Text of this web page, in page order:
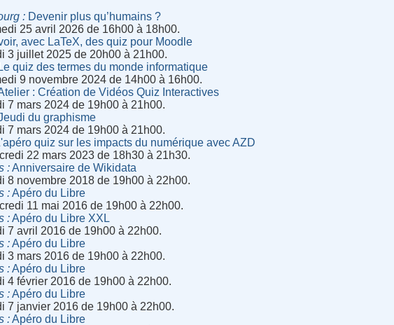
Devenir plus qu’humains ?
25 avril 2026 de 16h00 à 18h00.
avec LaTeX, des quiz pour Moodle
3 juillet 2025 de 20h00 à 21h00.
Le quiz des termes du monde informatique
9 novembre 2024 de 14h00 à 16h00.
: Création de Vidéos Quiz Interactives
7 mars 2024 de 19h00 à 21h00.
du graphisme
7 mars 2024 de 19h00 à 21h00.
quiz sur les impacts du numérique avec AZD
22 mars 2023 de 18h30 à 21h30.
Anniversaire de Wikidata
8 novembre 2018 de 19h00 à 22h00.
Apéro du Libre
11 mai 2016 de 19h00 à 22h00.
Apéro du Libre XXL
7 avril 2016 de 19h00 à 22h00.
Apéro du Libre
3 mars 2016 de 19h00 à 22h00.
Apéro du Libre
4 février 2016 de 19h00 à 22h00.
Apéro du Libre
7 janvier 2016 de 19h00 à 22h00.
Apéro du Libre